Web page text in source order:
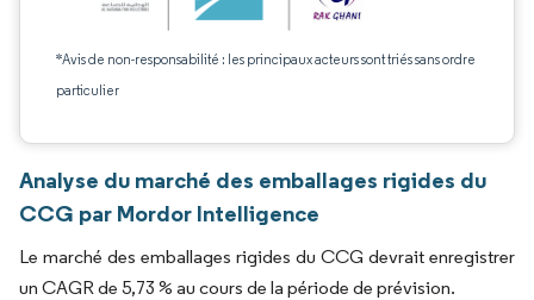
*Avis de non-responsabilité : les principaux acteurs sont triés sans ordre
particulier
Analyse du marché des emballages rigides du
CCG par Mordor Intelligence
Le marché des emballages rigides du CCG devrait enregistrer
un CAGR de 5,73 % au cours de la période de prévision.